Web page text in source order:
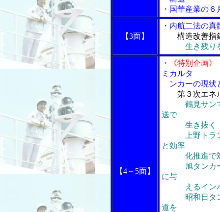
・国華産業の
【3面】
・内航二法の
構造改善指
生き残り
【4～5面】
・ 《特別企画》
ミカルタ
ンカーの現状
第３次エネ
鶴見サン
送で
生き抜く
上野トラン
と効率
化推進で
旭タンカー
に与
えるインパ
昭和日タン
道を